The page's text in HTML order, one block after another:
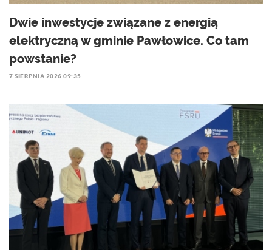
Dwie inwestycje związane z energią
elektryczną w gminie Pawłowice. Co tam
powstanie?
7 SIERPNIA 2026 09:35